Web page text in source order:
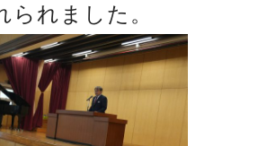
られました。